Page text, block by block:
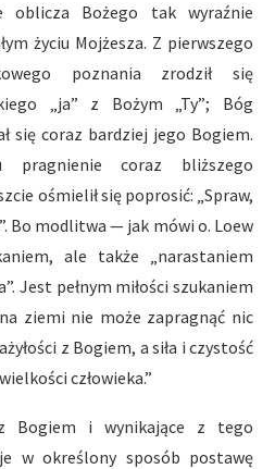
oblicza Bożego tak wyraźnie
życiu Mojżesza. Z pierwszego
poznania zrodził się
„ja” z Bożym „Ty”; Bóg
się coraz bardziej jego Bogiem.
pragnienie coraz bliższego
ośmielił się poprosić: „Spraw,
Bo modlitwa — jak mówi o. Loew
ale także „narastaniem
Jest pełnym miłości szukaniem
ziemi nie może zapragnąć nic
z Bogiem, a siła i czystość
człowieka.”
Bogiem i wynikające z tego
w określony sposób postawę